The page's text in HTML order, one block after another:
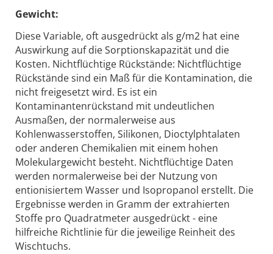
Gewicht:
Diese Variable, oft ausgedrückt als g/m2 hat eine
Auswirkung auf die Sorptionskapazität und die
Kosten. Nichtflüchtige Rückstände: Nichtflüchtige
Rückstände sind ein Maß für die Kontamination, die
nicht freigesetzt wird. Es ist ein
Kontaminantenrückstand mit undeutlichen
Ausmaßen, der normalerweise aus
Kohlenwasserstoffen, Silikonen, Dioctylphtalaten
oder anderen Chemikalien mit einem hohen
Molekulargewicht besteht. Nichtflüchtige Daten
werden normalerweise bei der Nutzung von
entionisiertem Wasser und Isopropanol erstellt. Die
Ergebnisse werden in Gramm der extrahierten
Stoffe pro Quadratmeter ausgedrückt - eine
hilfreiche Richtlinie für die jeweilige Reinheit des
Wischtuchs.